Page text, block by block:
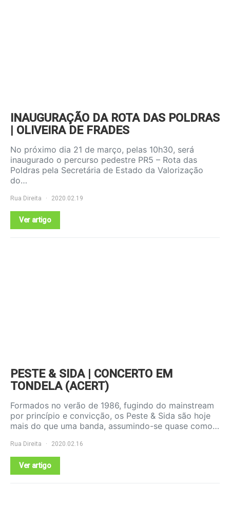
INAUGURAÇÃO DA ROTA DAS POLDRAS
| OLIVEIRA DE FRADES
No próximo dia 21 de março, pelas 10h30, será
inaugurado o percurso pedestre PR5 – Rota das
Poldras pela Secretária de Estado da Valorização
do…
Rua Direita 2020.02.19
Ver artigo
PESTE & SIDA | CONCERTO EM
TONDELA (ACERT)
Formados no verão de 1986, fugindo do mainstream
por princípio e convicção, os Peste & Sida são hoje
mais do que uma banda, assumindo-se quase como…
Rua Direita 2020.02.16
Ver artigo